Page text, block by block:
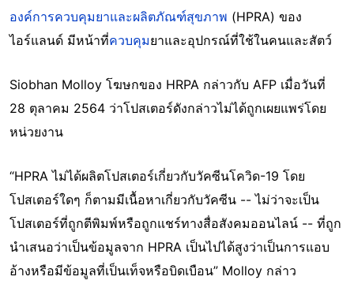
องค์การควบคุมยาและผลิตภัณฑ์สุขภาพ (HPRA) ของ
ไอร์แลนด์ มีหน้าที่ควบคุมยาและอุปกรณ์ที่ใช้ในคนและสัตว์
Siobhan Molloy โฆษกของ HRPA กล่าวกับ AFP เมื่อวันที่
28 ตุลาคม 2564 ว่าโปสเตอร์ดังกล่าวไม่ได้ถูกเผยแพร่โดย
หน่วยงาน
“HPRA ไม่ได้ผลิตโปสเตอร์เกี่ยวกับวัคซีนโควิด-19 โดย
โปสเตอร์ใดๆ ก็ตามมีเนื้อหาเกี่ยวกับวัคซีน -- ไม่ว่าจะเป็น
โปสเตอร์ที่ถูกตีพิมพ์หรือถูกแชร์ทางสื่อสังคมออนไลน์ -- ที่ถูก
นำเสนอว่าเป็นข้อมูลจาก HPRA เป็นไปได้สูงว่าเป็นการแอบ
อ้างหรือมีข้อมูลที่เป็นเท็จหรือบิดเบือน” Molloy กล่าว